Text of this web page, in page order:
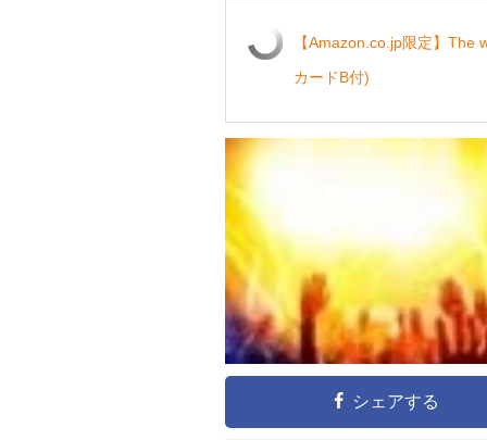
【Amazon.co.jp限定】The
カードB付)
シェアする